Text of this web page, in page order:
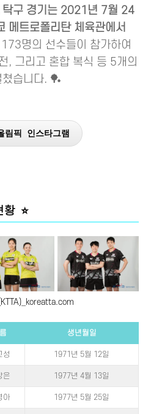
탁구 경기는 2021년 7월 24
메트로폴리탄 체육관에서
명의 선수들이 참가하여
, 그리고 혼합 복식 등 5개의
습니다. 🏓
픽 인스타그램
⭐
(KTTA)_koreatta.com
생년월일
성 1971년 5월 12일
은 1977년 4월 13일
아 1977년 5월 25일